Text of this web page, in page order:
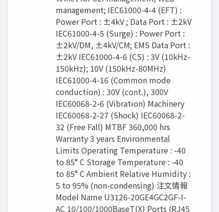
management; IEC61000-4-4 (EFT) :
Power Port : ±4kV ; Data Port : ±2kV
IEC61000-4-5 (Surge) : Power Port :
±2kV/DM, ±4kV/CM; EMS Data Port :
±2kV IEC61000-4-6 (CS) : 3V (10kHz-
150kHz); 10V (150kHz-80MHz)
IEC61000-4-16 (Common mode
conduction) : 30V (cont.), 300V
IEC60068-2-6 (Vibration) Machinery
IEC60068-2-27 (Shock) IEC60068-2-
32 (Free Fall) MTBF 360,000 hrs
Warranty 3 years Environmental
Limits Operating Temperature : -40
to 85° C Storage Temperature : -40
to 85° C Ambient Relative Humidity :
5 to 95% (non-condensing) 注文情報
Model Name U3126-20GE4GC2GF-I-
AC 10/100/1000BaseT(X) Ports (RJ45